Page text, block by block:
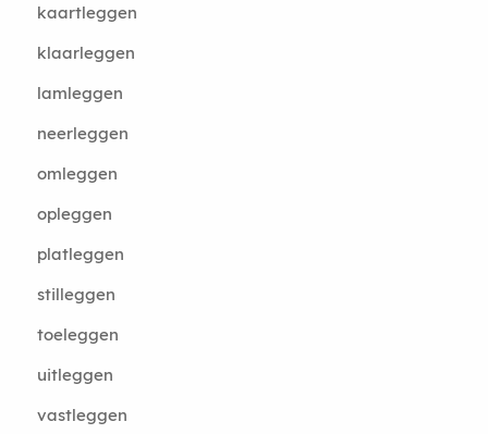
kaartleggen
klaarleggen
lamleggen
neerleggen
omleggen
opleggen
platleggen
stilleggen
toeleggen
uitleggen
vastleggen